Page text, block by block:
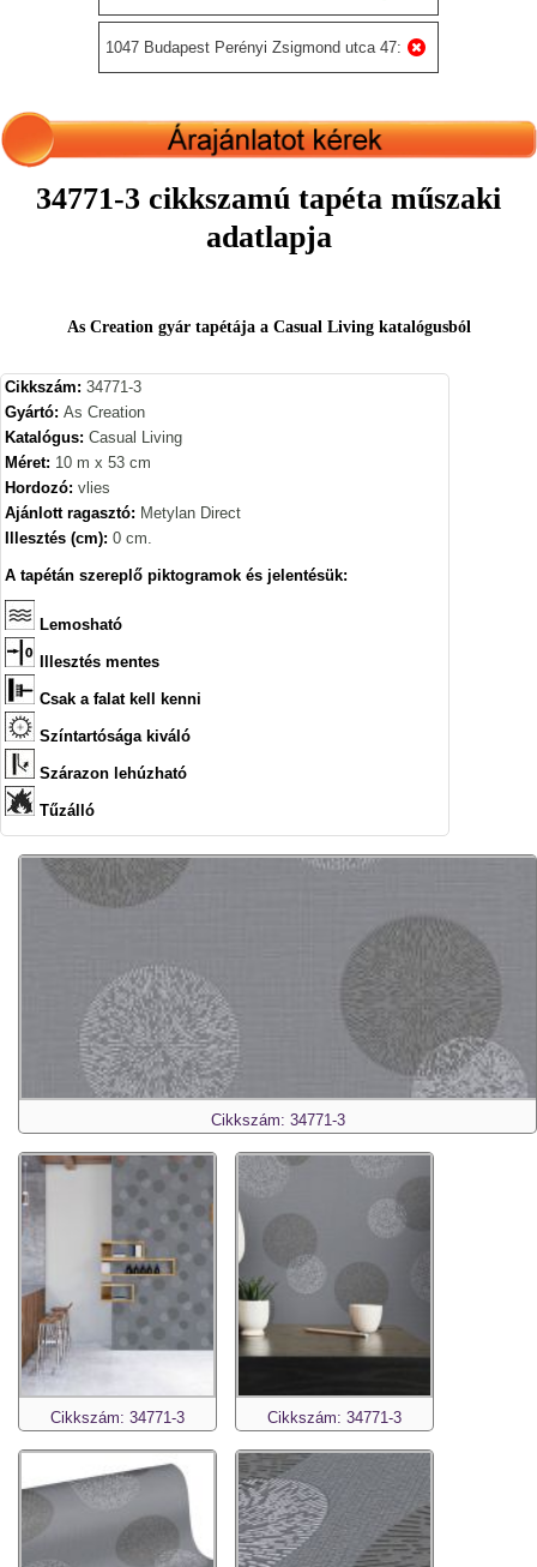
1047 Budapest Perényi Zsigmond utca 47:
34771-3 cikkszamú tapéta műszaki
adatlapja
As Creation gyár tapétája a Casual Living katalógusból
Cikkszám: 34771-3
Gyártó: As Creation
Katalógus: Casual Living
Méret: 10 m x 53 cm
Hordozó: vlies
Ajánlott ragasztó: Metylan Direct
Illesztés (cm): 0 cm.
A tapétán szereplő piktogramok és jelentésük:
Lemosható
Illesztés mentes
Csak a falat kell kenni
Színtartósága kiváló
Szárazon lehúzható
Tűzálló
Cikkszám: 34771-3
Cikkszám: 34771-3 Cikkszám: 34771-3